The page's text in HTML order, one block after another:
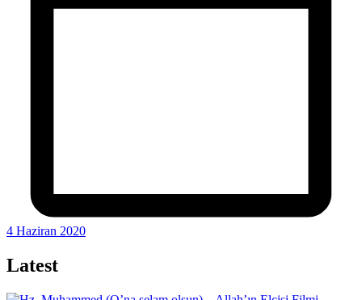
4 Haziran 2020
Latest